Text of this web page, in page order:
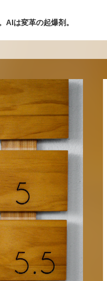
AIは変革の起爆剤。
ュース
オムニチャネル協会
いて
ミナー
「イノベーションを数値化
される事業の基準と、終活
」に学ぶ資金調達・巻き込
AIで何でもできる時代に、
」というキャリアが求めら